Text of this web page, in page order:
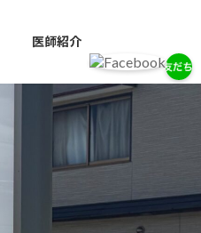
医師紹介